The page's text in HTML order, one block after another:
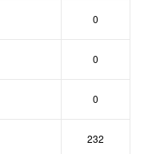
0
0
0
232